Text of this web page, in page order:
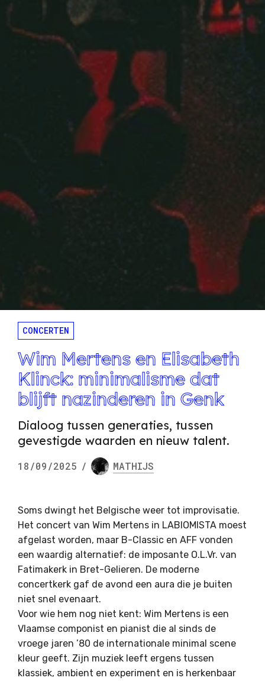
CONCERTEN
Wim Mertens en Elisabeth
Klinck: minimalisme dat
blijft nazinderen in Genk
Dialoog tussen generaties, tussen
gevestigde waarden en nieuw talent.
18/09/2025 / MATHIJS
Soms dwingt het Belgische weer tot improvisatie.
Het concert van Wim Mertens in LABIOMISTA moest
afgelast worden, maar B-Classic en AFF vonden
een waardig alternatief: de imposante O.L.Vr. van
Fatimakerk in Bret-Gelieren. De moderne
concertkerk gaf de avond een aura die je buiten
niet snel evenaart.
Voor wie hem nog niet kent: Wim Mertens is een
Vlaamse componist en pianist die al sinds de
vroege jaren ’80 de internationale minimal scene
kleur geeft. Zijn muziek leeft ergens tussen
klassiek, ambient en experiment en is herkenbaar